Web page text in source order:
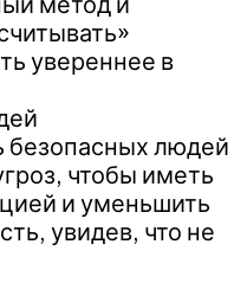
увереннее в
безопасных людей
чтобы иметь
и уменьшить
увидев, что не